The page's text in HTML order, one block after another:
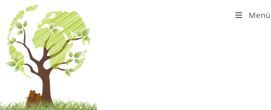
Inhalt
springen
Menü